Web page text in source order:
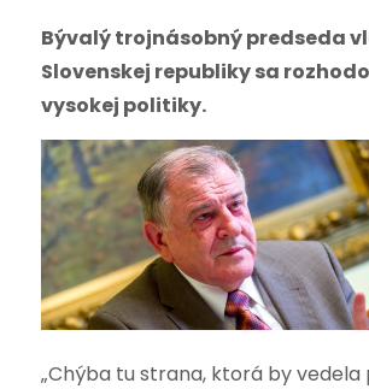
Bývalý trojnásobný predseda
Slovenskej republiky sa
vysokej politiky.
„Chýba tu strana, ktorá by vedela